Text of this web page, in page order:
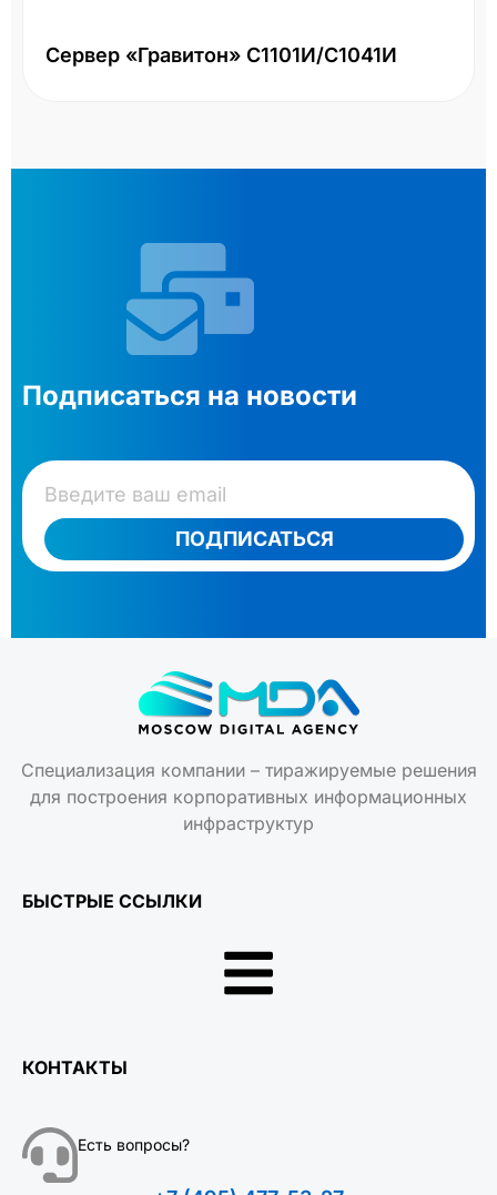
Сервер «Гравитон» С1101И/С1041И
Подписаться на новости
ПОДПИСАТЬСЯ
Специализация компании – тиражируемые решения
для построения корпоративных информационных
инфраструктур
БЫСТРЫЕ ССЫЛКИ
КОНТАКТЫ
Есть вопросы?